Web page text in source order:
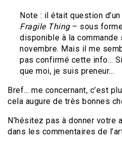
Note : il était question
Fragile Thing– sous forme
disponible à la commande
novembre. Mais il me
pas confirmé cette info…
que moi, je suis preneur…
Bref… me concernant, c’est
cela augure de très bonnes
N’hésitez pas à donner votre
dans les commentaires de